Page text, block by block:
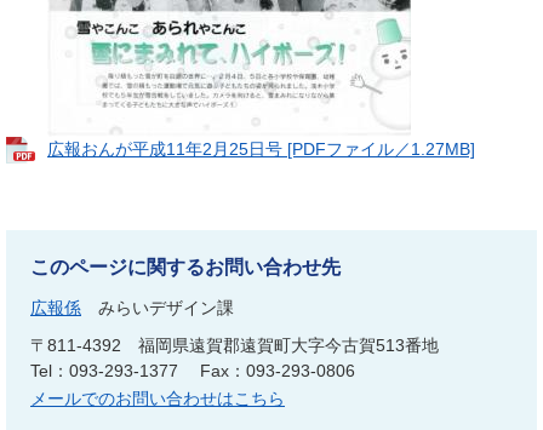
広報おんが平成11年2月25日号 [PDFファイル／1.27MB]
このページに関するお問い合わせ先
広報係
みらいデザイン課
〒811-4392
福岡県遠賀郡遠賀町大字今古賀513番地
Tel：093-293-1377
Fax：093-293-0806
メールでのお問い合わせはこちら